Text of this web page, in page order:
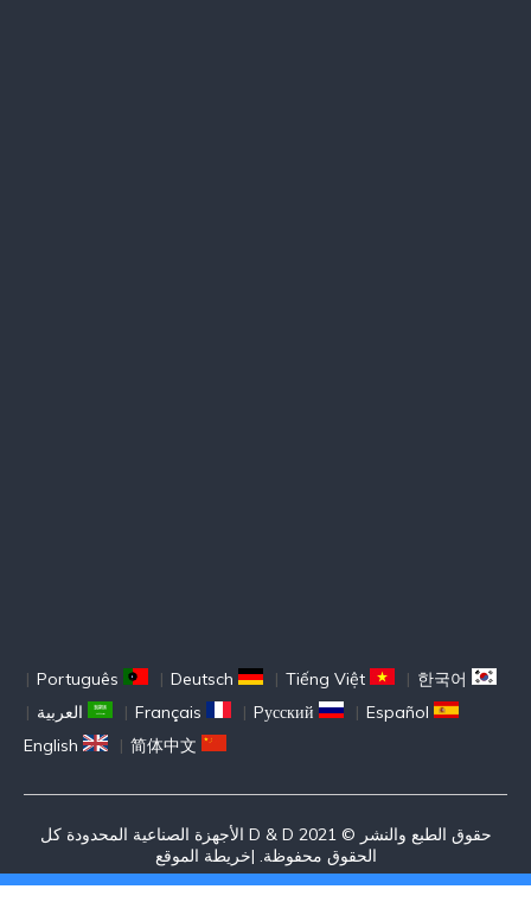
한국어
|
Tiếng Việt
|
Deutsch
|
Português
|
Español
|
Pусский
|
Français
| العربية |
简体中文
|
English
حقوق الطبع والنشر © 2021 D & D الأجهزة الصناعية المحدودة كل
الحقوق محفوظة. |خريطة الموقع